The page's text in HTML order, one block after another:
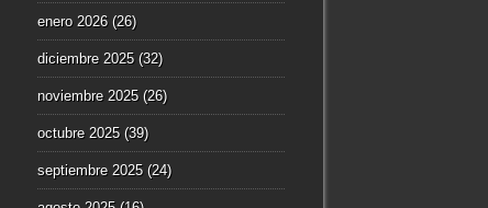
enero 2026(26)
diciembre 2025(32)
noviembre 2025(26)
octubre 2025(39)
septiembre 2025(24)